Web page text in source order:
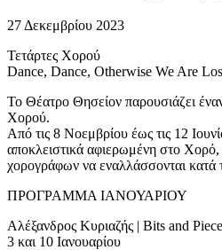
27 Δεκεμβρίου 2023
Τετάρτες Χορού
Dance, Dance, Otherwise We Are
Το Θέατρο Θησείον παρουσιάζει
Χορού.
Από τις 8 Νοεμβρίου έως τις 12
αποκλειστικά αφιερωμένη στο
χορογράφων να εναλλάσσονται κατά
ΠΡΟΓΡΑΜΜΑ ΙΑΝΟΥΑΡΙΟΥ
Αλέξανδρος Κυριαζής | Bits and
3 και 10 Iανουαρίου